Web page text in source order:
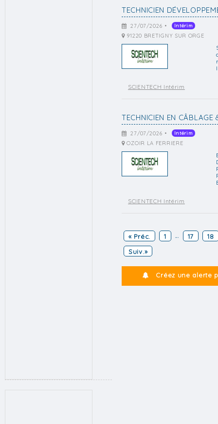
TECHNICIEN
27/07/2026 • Intérim
91220 BRETIGNY SUR ORGE
SCIENTECH Intérim
TECHNICIEN EN CÂBLAGE
27/07/2026 • Intérim
OZOIR LA FERRIERE
SCIENTECH Intérim
« Préc. 1 ... 17
18
Suiv.»
Créez une alerte